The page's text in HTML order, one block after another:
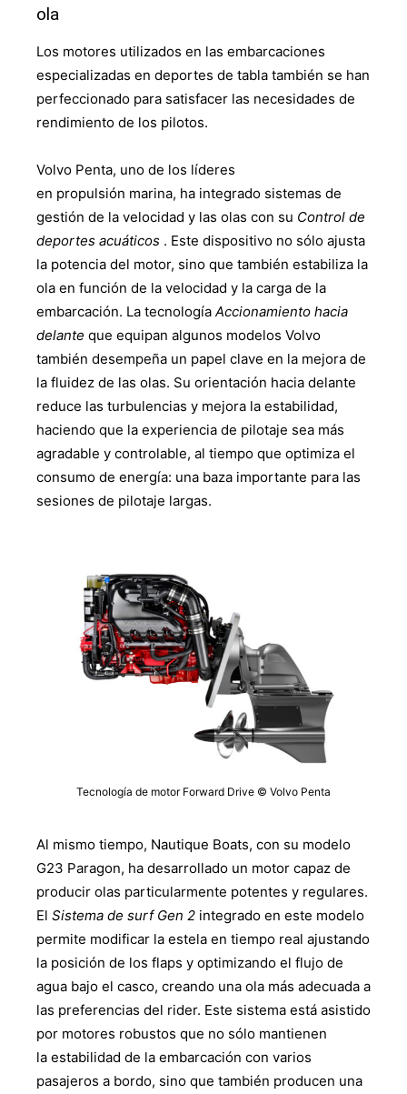
ola
Los motores utilizados en las embarcaciones
especializadas en deportes de tabla también se han
perfeccionado para satisfacer las necesidades de
rendimiento de los pilotos.
Volvo Penta, uno de los líderes
en propulsión marina, ha integrado sistemas de
gestión de la velocidad y las olas con su Control de
deportes acuáticos . Este dispositivo no sólo ajusta
la potencia del motor, sino que también estabiliza la
ola en función de la velocidad y la carga de la
embarcación. La tecnología Accionamiento hacia
delante que equipan algunos modelos Volvo
también desempeña un papel clave en la mejora de
la fluidez de las olas. Su orientación hacia delante
reduce las turbulencias y mejora la estabilidad,
haciendo que la experiencia de pilotaje sea más
agradable y controlable, al tiempo que optimiza el
consumo de energía: una baza importante para las
sesiones de pilotaje largas.
Tecnología de motor Forward Drive © Volvo Penta
Al mismo tiempo, Nautique Boats, con su modelo
G23 Paragon, ha desarrollado un motor capaz de
producir olas particularmente potentes y regulares.
El Sistema de surf Gen 2 integrado en este modelo
permite modificar la estela en tiempo real ajustando
la posición de los flaps y optimizando el flujo de
agua bajo el casco, creando una ola más adecuada a
las preferencias del rider. Este sistema está asistido
por motores robustos que no sólo mantienen
la estabilidad de la embarcación con varios
pasajeros a bordo, sino que también producen una